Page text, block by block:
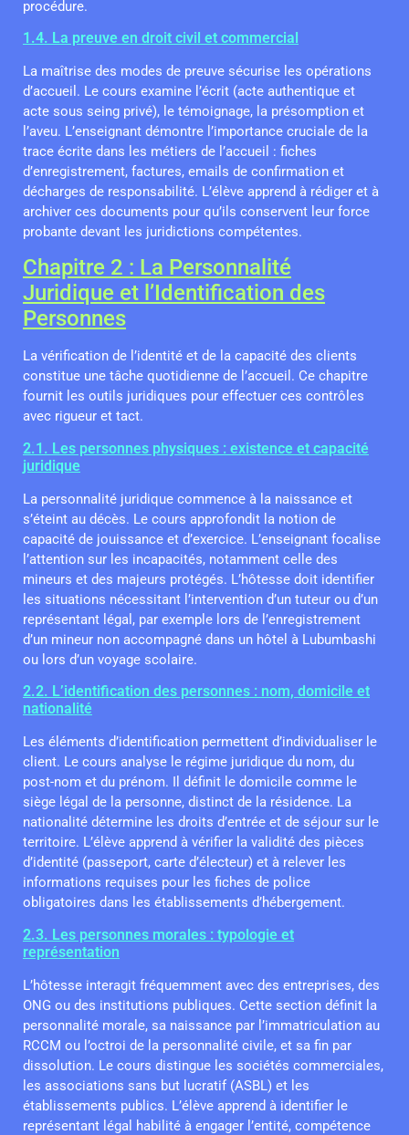
procédure.
1.4. La preuve en droit civil et commercial
La maîtrise des modes de preuve sécurise les opérations
d’accueil. Le cours examine l’écrit (acte authentique et
acte sous seing privé), le témoignage, la présomption et
l’aveu. L’enseignant démontre l’importance cruciale de la
trace écrite dans les métiers de l’accueil : fiches
d’enregistrement, factures, emails de confirmation et
décharges de responsabilité. L’élève apprend à rédiger et à
archiver ces documents pour qu’ils conservent leur force
probante devant les juridictions compétentes.
Chapitre 2 : La Personnalité
Juridique et l’Identification des
Personnes
La vérification de l’identité et de la capacité des clients
constitue une tâche quotidienne de l’accueil. Ce chapitre
fournit les outils juridiques pour effectuer ces contrôles
avec rigueur et tact.
2.1. Les personnes physiques : existence et capacité
juridique
La personnalité juridique commence à la naissance et
s’éteint au décès. Le cours approfondit la notion de
capacité de jouissance et d’exercice. L’enseignant focalise
l’attention sur les incapacités, notamment celle des
mineurs et des majeurs protégés. L’hôtesse doit identifier
les situations nécessitant l’intervention d’un tuteur ou d’un
représentant légal, par exemple lors de l’enregistrement
d’un mineur non accompagné dans un hôtel à Lubumbashi
ou lors d’un voyage scolaire.
2.2. L’identification des personnes : nom, domicile et
nationalité
Les éléments d’identification permettent d’individualiser le
client. Le cours analyse le régime juridique du nom, du
post-nom et du prénom. Il définit le domicile comme le
siège légal de la personne, distinct de la résidence. La
nationalité détermine les droits d’entrée et de séjour sur le
territoire. L’élève apprend à vérifier la validité des pièces
d’identité (passeport, carte d’électeur) et à relever les
informations requises pour les fiches de police
obligatoires dans les établissements d’hébergement.
2.3. Les personnes morales : typologie et
représentation
L’hôtesse interagit fréquemment avec des entreprises, des
ONG ou des institutions publiques. Cette section définit la
personnalité morale, sa naissance par l’immatriculation au
RCCM ou l’octroi de la personnalité civile, et sa fin par
dissolution. Le cours distingue les sociétés commerciales,
les associations sans but lucratif (ASBL) et les
établissements publics. L’élève apprend à identifier le
représentant légal habilité à engager l’entité, compétence